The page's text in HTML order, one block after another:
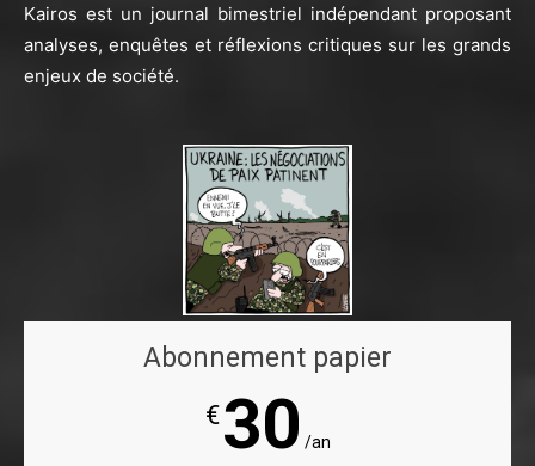
Kairos est un journal bimestriel indépendant proposant
analyses, enquêtes et réflexions critiques sur les grands
enjeux de société.
Abonnement papier
€30 /an